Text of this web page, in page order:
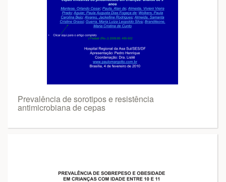
Prevalência de sorotipos e resistência
antimicrobiana de cepas